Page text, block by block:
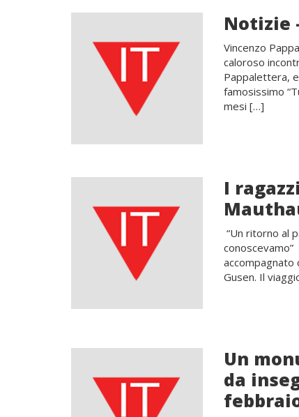
Notizie
Vincenzo
caloroso
Pappalettera,
famosissimo
mesi […]
I
“Un ritorno al
accompagnato
Gusen. Il
Un
da